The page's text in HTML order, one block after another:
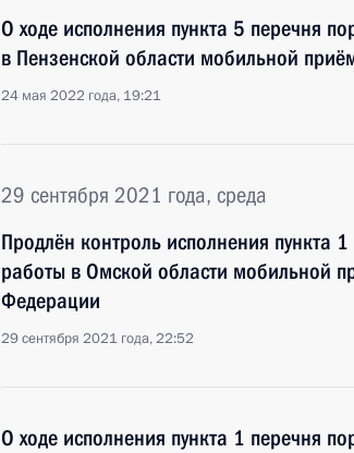
О ходе исполнения пункта 5 перечня
в Пензенской области мобильной
24 мая 2022 года, 19:21
29 сентября 2021 года, среда
Продлён контроль исполнения пункта
работы в Омской области мобильной
Федерации
29 сентября 2021 года, 22:52
О ходе исполнения пункта 1 перечня